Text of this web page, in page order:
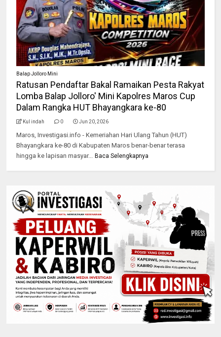
Balap Jolloro Mini
Ratusan Pendaftar Bakal Ramaikan Pesta Rakyat
Lomba Balap Jolloro' Mini Kapolres Maros Cup
Dalam Rangka HUT Bhayangkara ke-80
Kul indah 0 Jun 20, 2026
​Maros, Investigasi.info - Kemeriahan Hari Ulang Tahun (HUT)
Bhayangkara ke-80 di Kabupaten Maros benar-benar terasa
hingga ke lapisan masyar...
Baca Selengkapnya